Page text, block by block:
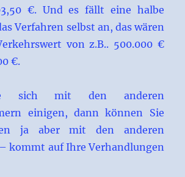
€. Und es fällt eine halbe
Verfahren selbst an, das wären
von z.B.. 500.000 €
€.
sich mit den anderen
einigen, dann können Sie
ja aber mit den anderen
kommt auf Ihre Verhandlungen